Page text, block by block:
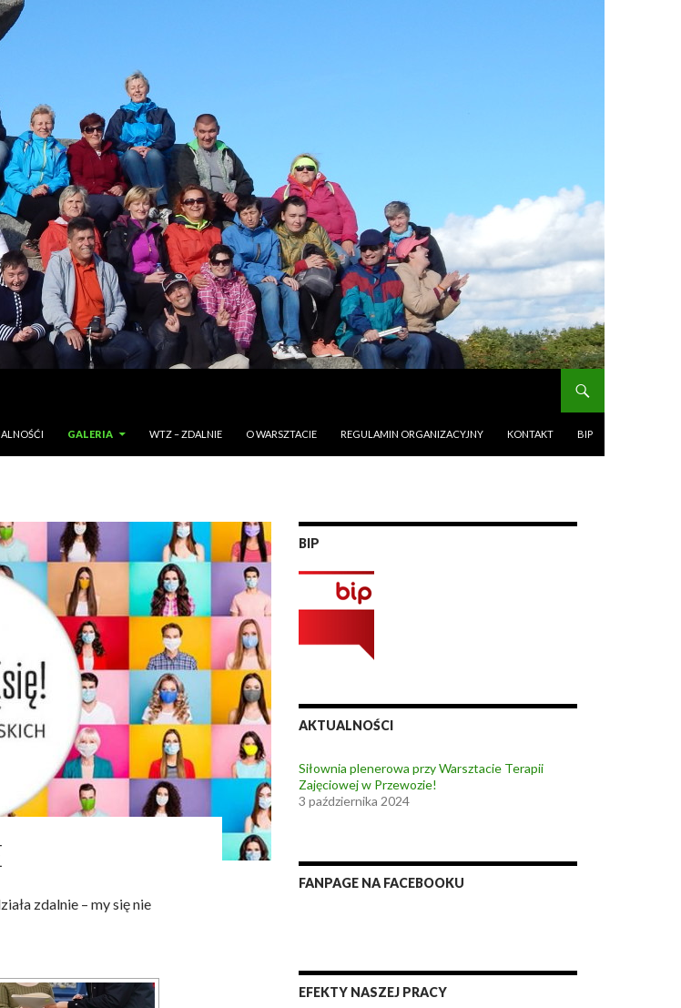
GALERIA WTZ – ZDALNIE O WARSZTACIE REGULAMIN ORGANIZACYJNY KONTAKT BIP
zdalnie – my się nie
BIP
AKTUALNOŚCI
Siłownia plenerowa przy Warsztacie Terapii
Zajęciowej w Przewozie!
3 października 2024
FANPAGE NA FACEBOOKU
EFEKTY NASZEJ PRACY